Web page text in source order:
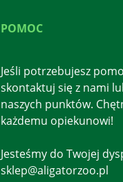
POMOC
Jeśli potrzebujesz
skontaktuj się z nami
naszych punktów.
każdemu opiekunowi!
Jesteśmy do Twojej
sklep@aligatorzoo.pl